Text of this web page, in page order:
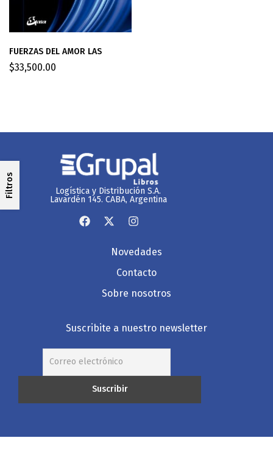
Filtros
FUERZAS DEL AMOR LAS
$33,500.00
Logística y Distribución S.A.
Lavardén 145. CABA, Argentina
Novedades
Contacto
Sobre nosotros
Suscribite a nuestro newsletter